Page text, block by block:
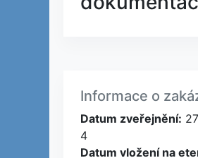
Informace o
Datum zveřejnění:
4
Datum vložení na